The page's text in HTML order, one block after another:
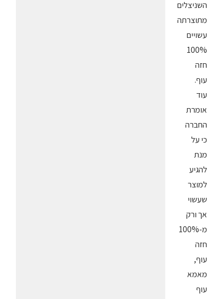
השניצלים
מתוצרתה
עשויים
100%
חזה
עוף.
עוד
אומרת
החברה
כי על
מנת
להגיע
למוצר
שעשוי
אך ורק
מ-100%
חזה
עוף,
מאמא
עוף